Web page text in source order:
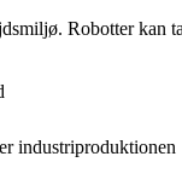
Robotter
industriproduktionen